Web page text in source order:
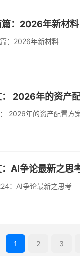
：2026年新材料
：2026年新材料
保护韭菜‮费付‬文： 2026
护韭菜99元‮费付‬文： 2026年的资产
AI争论最新之思
：AI争论最新之思考
1 2 3